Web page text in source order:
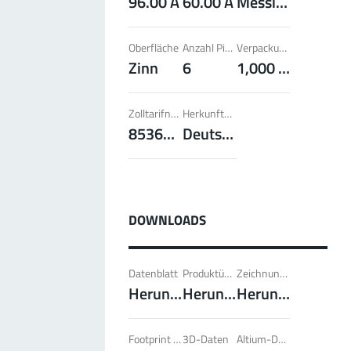
Oberfläche
Zinn
Anzahl Pins
6
Verpackungseinheit
1,000 Stück
Zolltarifnummer
85369095
Herkunftsland
Deutschland
DOWNLOADS
Datenblatt
Herunterladen
Produktübersicht
Herunterladen
Zeichnung / Abmasse Artikel
Herunterladen
Footprint pdf3D-Daten Altium-Daten
Steckverbindern; Hohe Kontaktüberdeckung der
Lammellenkontakte.
Mehr zur Produktgruppe
PowerFlex
Schrauben
Bis 60 A
Ideal für die Kombination von Schraub- und
Mehr zur Produktgruppe
LF PowerPlus
Schrauben
Bis 360 A
Ideal für erhöhte Drehmomentanforderungen (ab
4 Nm), geringe Gewichtsanforderungen und